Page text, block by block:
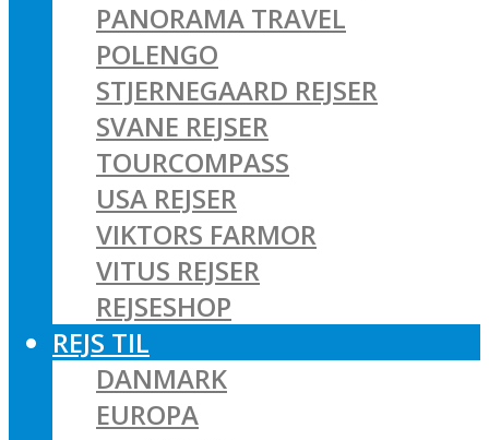
PANORAMA TRAVEL
POLENGO
STJERNEGAARD REJSER
SVANE REJSER
TOURCOMPASS
USA REJSER
VIKTORS FARMOR
VITUS REJSER
REJSESHOP
REJS TIL
DANMARK
EUROPA